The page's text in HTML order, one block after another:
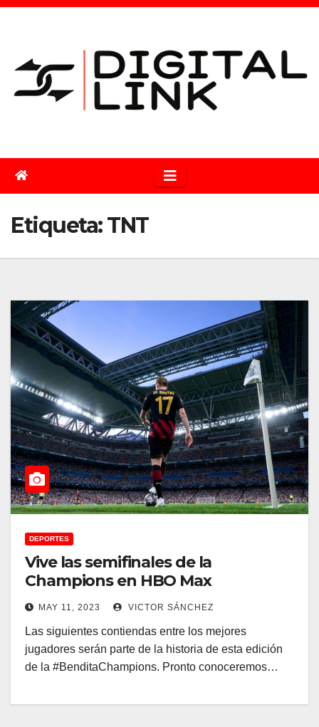
Saltar
Etiqueta:TNT
DEPORTES
Vive las semifinales de la
Champions en HBO Max
MAY 11, 2023 VICTOR SÁNCHEZ
Las siguientes contiendas entre los mejores
jugadores serán parte de la historia de esta edición
de la #BenditaChampions. Pronto conoceremos…